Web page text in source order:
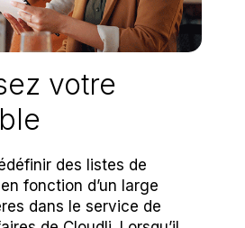
votre
des listes de
fonction d’un large
dans le service de